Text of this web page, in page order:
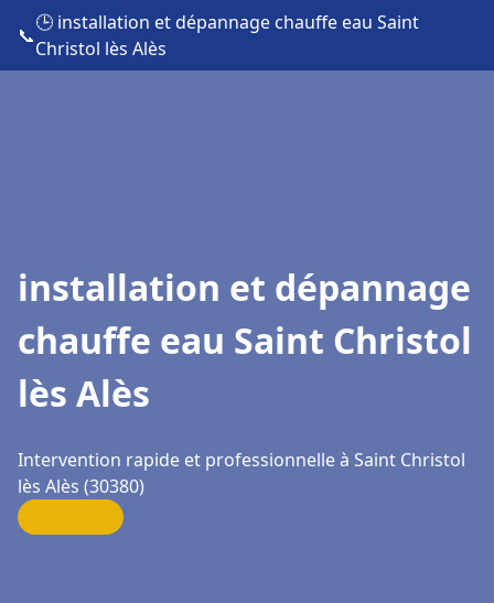
📞
🕒 installation et dépannage chauffe eau Saint
Christol lès Alès
installation et dépannage
chauffe eau Saint Christol
lès Alès
Intervention rapide et professionnelle à Saint Christol
lès Alès (30380)